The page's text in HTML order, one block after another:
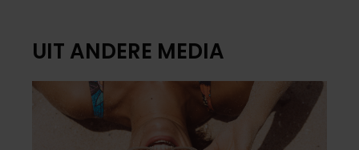
UIT ANDERE MEDIA